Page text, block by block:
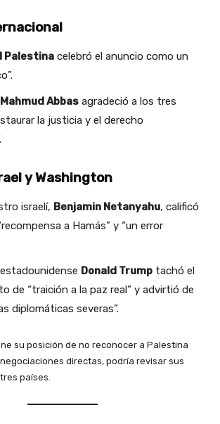
Palestina celebró el anuncio como un
Mahmud Abbas agradeció a los tres
la justicia y el derecho
y Washington
israelí, Benjamin Netanyahu, calificó
a Hamás” y “un error
Donald Trump tachó el
de “traición a la paz real” y advirtió de
diplomáticas severas”.
su posición de no reconocer a Palestina
directas, podría revisar sus
países.